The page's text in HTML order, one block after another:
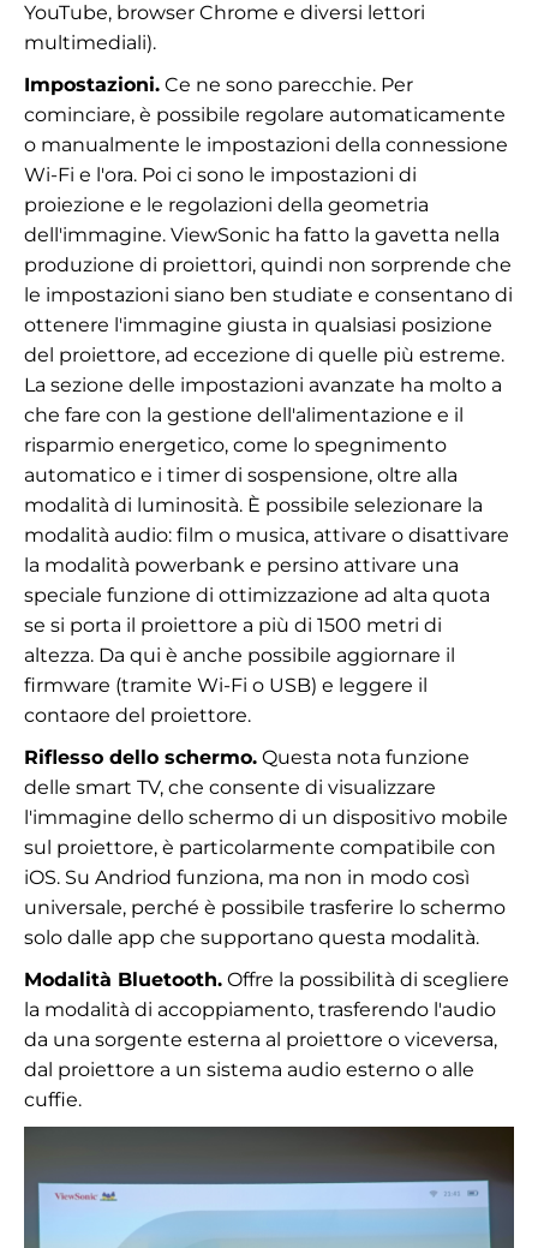
YouTube, browser Chrome e diversi lettori
multimediali).
Impostazioni. Ce ne sono parecchie. Per
cominciare, è possibile regolare automaticamente
o manualmente le impostazioni della connessione
Wi-Fi e l'ora. Poi ci sono le impostazioni di
proiezione e le regolazioni della geometria
dell'immagine. ViewSonic ha fatto la gavetta nella
produzione di proiettori, quindi non sorprende che
le impostazioni siano ben studiate e consentano di
ottenere l'immagine giusta in qualsiasi posizione
del proiettore, ad eccezione di quelle più estreme.
La sezione delle impostazioni avanzate ha molto a
che fare con la gestione dell'alimentazione e il
risparmio energetico, come lo spegnimento
automatico e i timer di sospensione, oltre alla
modalità di luminosità. È possibile selezionare la
modalità audio: film o musica, attivare o disattivare
la modalità powerbank e persino attivare una
speciale funzione di ottimizzazione ad alta quota
se si porta il proiettore a più di 1500 metri di
altezza. Da qui è anche possibile aggiornare il
firmware (tramite Wi-Fi o USB) e leggere il
contaore del proiettore.
Riflesso dello schermo. Questa nota funzione
delle smart TV, che consente di visualizzare
l'immagine dello schermo di un dispositivo mobile
sul proiettore, è particolarmente compatibile con
iOS. Su Andriod funziona, ma non in modo così
universale, perché è possibile trasferire lo schermo
solo dalle app che supportano questa modalità.
Modalità Bluetooth. Offre la possibilità di scegliere
la modalità di accoppiamento, trasferendo l'audio
da una sorgente esterna al proiettore o viceversa,
dal proiettore a un sistema audio esterno o alle
cuffie.